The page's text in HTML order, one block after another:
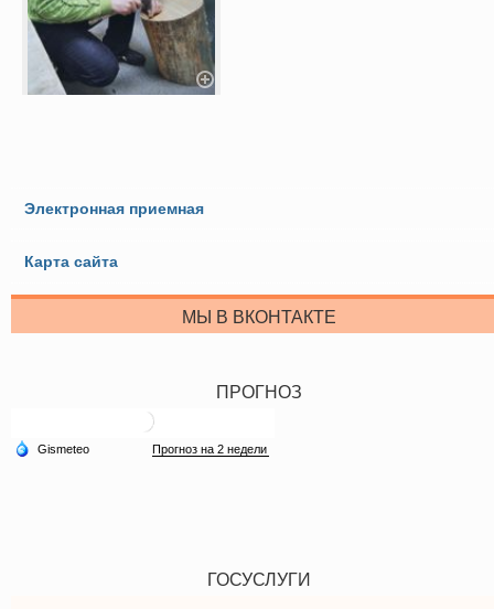
Электронная приемная
Карта сайта
МЫ В ВКОНТАКТЕ
ПРОГНОЗ
ГОСУСЛУГИ